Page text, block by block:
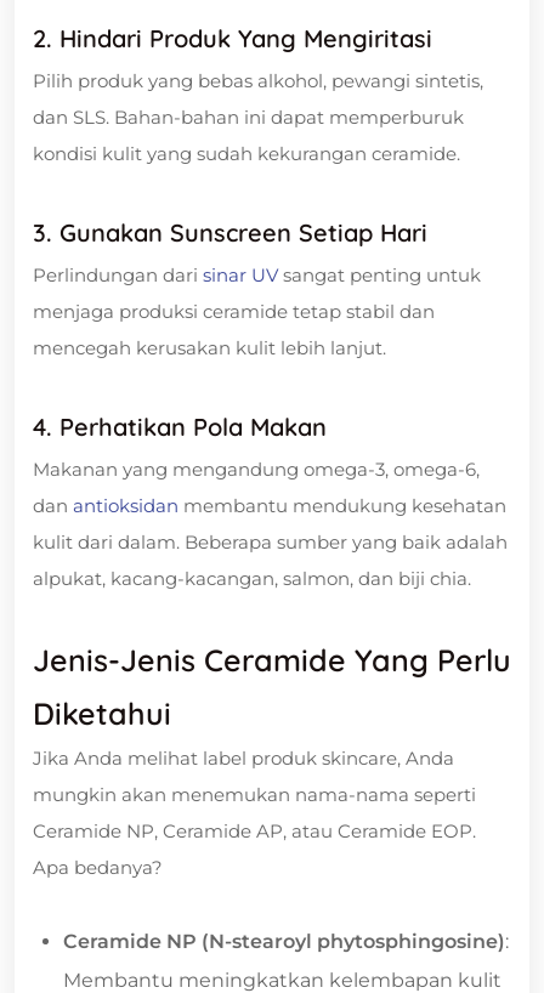
2. Hindari Produk Yang Mengiritasi
Pilih produk yang bebas alkohol, pewangi sintetis,
dan SLS. Bahan-bahan ini dapat memperburuk
kondisi kulit yang sudah kekurangan ceramide.
3. Gunakan Sunscreen Setiap Hari
Perlindungan dari sinar UVsangat penting untuk
menjaga produksi ceramide tetap stabil dan
mencegah kerusakan kulit lebih lanjut.
4. Perhatikan Pola Makan
Makanan yang mengandung omega-3, omega-6,
dan antioksidan membantu mendukung kesehatan
kulit dari dalam. Beberapa sumber yang baik adalah
alpukat, kacang-kacangan, salmon, dan biji chia.
Jenis-Jenis Ceramide Yang Perlu
Diketahui
Jika Anda melihat label produk skincare, Anda
mungkin akan menemukan nama-nama seperti
Ceramide NP, Ceramide AP, atau Ceramide EOP.
Apa bedanya?
Ceramide NP (N-stearoyl phytosphingosine):
Membantu meningkatkan kelembapan kulit